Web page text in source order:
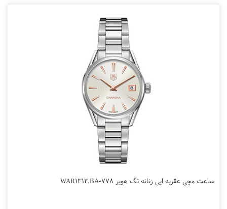
ساعت مچی عقربه ایی زنانه تگ هویر WAR1312.BA0778